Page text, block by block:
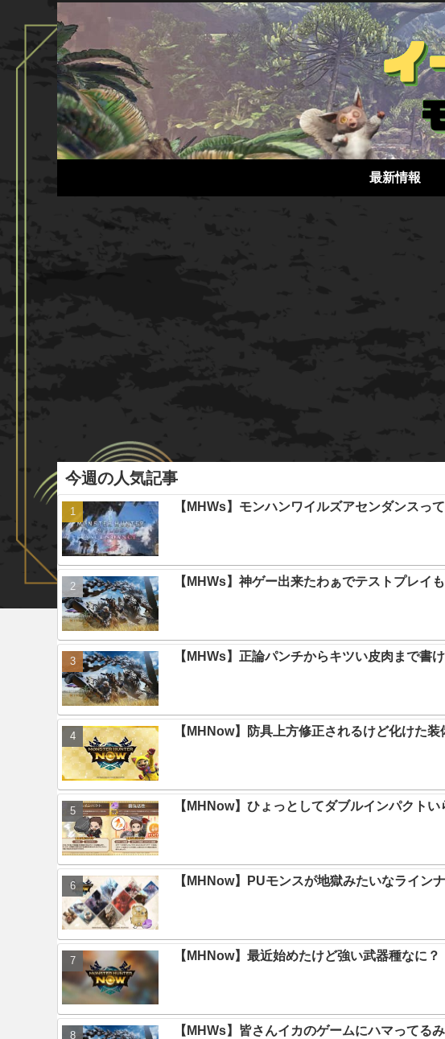
最新情報
今週の人気記事
【MHWs】モンハンワイルズアセンダンスっ
【MHWs】神ゲー出来たわぁでテストプレイ
【MHWs】正論パンチからキツい皮肉まで書
【MHNow】防具上方修正されるけど化けた装
【MHNow】ひょっとしてダブルインパクトい
【MHNow】PUモンスが地獄みたいなライン
【MHNow】最近始めたけど強い武器種なに？
【MHWs】皆さんイカのゲームにハマってる